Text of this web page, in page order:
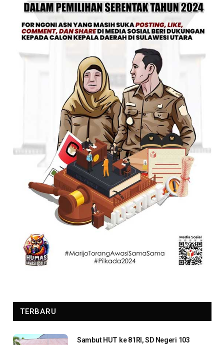
TERBARU
Sambut HUT ke 81RI, SD Negeri 103